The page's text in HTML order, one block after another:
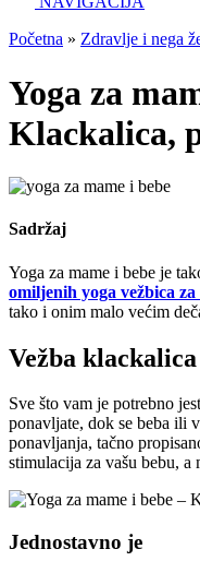
Početna » Zdravlje i nega
Yoga za
Klackalica,
Sadržaj
Yoga za mame i bebe je
omiljenih yoga vežbica za
tako i onim malo većim
Vežba
Sve što vam je potrebno
ponavljate, dok se beba ili
ponavljanja, tačno
stimulacija za vašu bebu, a
Jednostavno je